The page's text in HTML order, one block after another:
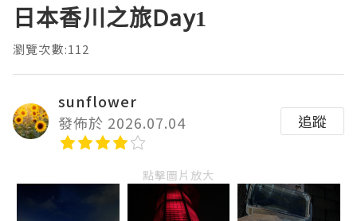
日本香川之旅Day1
瀏覽次數:112
sunflower
發佈於 2026.07.04
追蹤
點擊圖片放大